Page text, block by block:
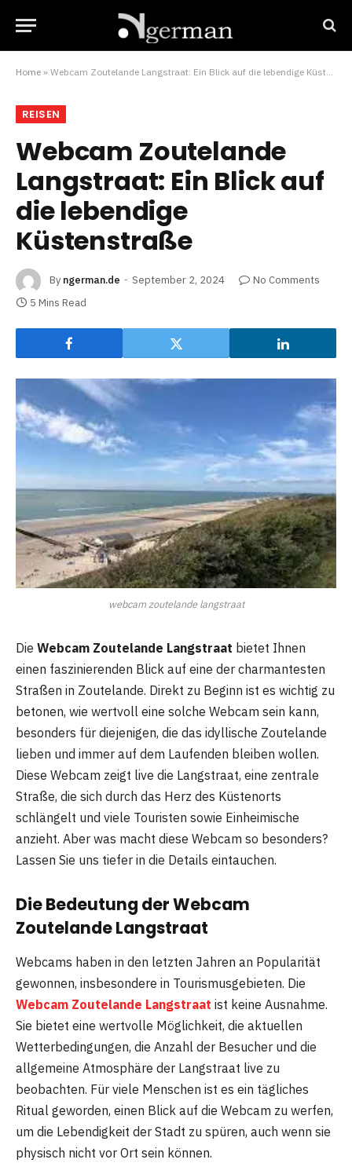
Home » Webcam Zoutelande Langstraat: Ein Blick auf die lebendige Küstenstraße
REISEN
Webcam Zoutelande
Langstraat: Ein Blick auf
die lebendige
Küstenstraße
By ngerman.de September 2, 2024
No Comments
5 Mins Read
webcam zoutelande langstraat
Die Webcam Zoutelande Langstraat bietet Ihnen
einen faszinierenden Blick auf eine der charmantesten
Straßen in Zoutelande. Direkt zu Beginn ist es wichtig zu
betonen, wie wertvoll eine solche Webcam sein kann,
besonders für diejenigen, die das idyllische Zoutelande
lieben und immer auf dem Laufenden bleiben wollen.
Diese Webcam zeigt live die Langstraat, eine zentrale
Straße, die sich durch das Herz des Küstenorts
schlängelt und viele Touristen sowie Einheimische
anzieht. Aber was macht diese Webcam so besonders?
Lassen Sie uns tiefer in die Details eintauchen.
Die Bedeutung der Webcam
Zoutelande Langstraat
Webcams haben in den letzten Jahren an Popularität
gewonnen, insbesondere in Tourismusgebieten. Die
Webcam Zoutelande Langstraat ist keine Ausnahme.
Sie bietet eine wertvolle Möglichkeit, die aktuellen
Wetterbedingungen, die Anzahl der Besucher und die
allgemeine Atmosphäre der Langstraat live zu
beobachten. Für viele Menschen ist es ein tägliches
Ritual geworden, einen Blick auf die Webcam zu werfen,
um die Lebendigkeit der Stadt zu spüren, auch wenn sie
physisch nicht vor Ort sein können.